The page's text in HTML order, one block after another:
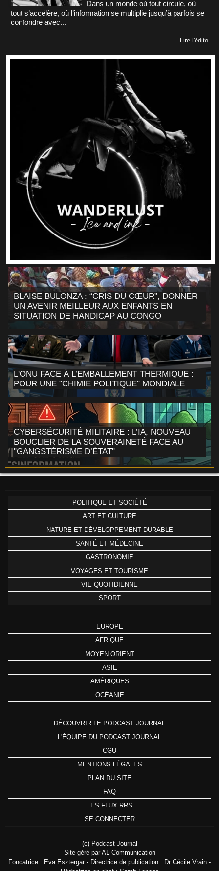
Dans un monde où tout circule, où
tout s’accélère, où l’information se multiplie jusqu’à parfois se
confondre avec...
Lire l'édito
BLAISE BULONZA : “CRIS DU CŒUR”, DONNER
UN AVENIR MEILLEUR AUX ENFANTS EN
SITUATION DE HANDICAP AU CONGO
L'ONU FACE À L’EMBALLEMENT THERMIQUE :
POUR UNE "CHIMIE POLITIQUE" MONDIALE
CYBERSÉCURITÉ MILITAIRE : L’IA, NOUVEAU
BOUCLIER DE LA SOUVERAINETÉ FACE AU
"GANGSTÉRISME D’ÉTAT"
POLITIQUE ET SOCIÉTÉ
ART ET CULTURE
NATURE ET DÉVELOPPEMENT DURABLE
SANTÉ ET MÉDECINE
GASTRONOMIE
VOYAGES ET TOURISME
VIE QUOTIDIENNE
SPORT
EUROPE
AFRIQUE
MOYEN ORIENT
ASIE
AMÉRIQUES
OCÉANIE
DÉCOUVRIR LE PODCAST JOURNAL
L'ÉQUIPE DU PODCAST JOURNAL
CGU
MENTIONS LÉGALES
PLAN DU SITE
FAQ
LES FLUX RRS
SE CONNECTER
(c) Podcast Journal
Site géré par AL Communication
Fondatrice : Eva Esztergar - Directrice de publication : Dr Cécile Vrain -